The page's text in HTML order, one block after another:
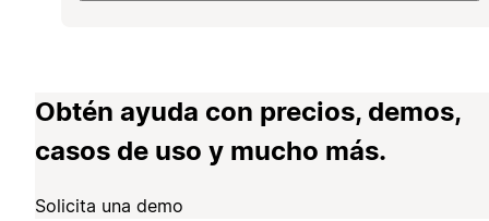
Obtén ayuda con precios, demos,
casos de uso y mucho más.
Solicita una demo